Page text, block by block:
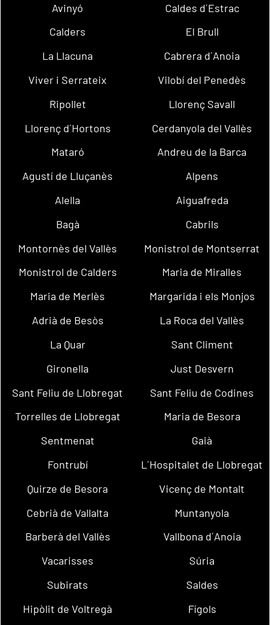
Avinyó
Caldes d´Estrac
Calders
El Brull
La Llacuna
Cabrera d´Anoia
Viver i Serrateix
Vilobí del Penedès
Ripollet
Llorenç Savall
Llorenç d´Hortons
Cerdanyola del Vallès
Mataró
Andreu de la Barca
Agustí de Lluçanès
Alpens
Alella
Aiguafreda
Bagà
Cabrils
Montornès del Vallès
Monistrol de Montserrat
Monistrol de Calders
Maria de Miralles
Maria de Merlès
Margarida i els Monjos
Adrià de Besòs
La Roca del Vallès
La Quar
Sant Climent
Gironella
Just Desvern
Sant Feliu de Llobregat
Sant Feliu de Codines
Torrelles de Llobregat
Maria de Besora
Sentmenat
Gaià
Fontrubí
L´Hospitalet de Llobregat
Quirze de Besora
Vicenç de Montalt
Cebrià de Vallalta
Muntanyola
Barberà del Vallès
Vallbona d´Anoia
Vacarisses
Súria
Subirats
Saldes
Hipòlit de Voltregà
Fígols